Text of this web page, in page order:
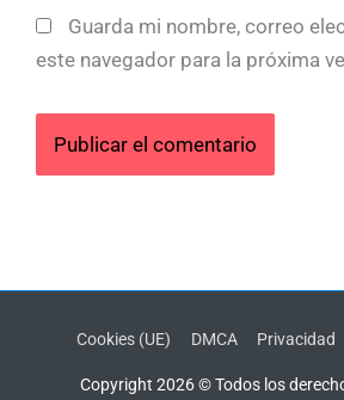
Guarda mi nombre, correo
este navegador para la próxima
Cookies (UE) DMCA Privacidad
Copyright 2026 © Todos los